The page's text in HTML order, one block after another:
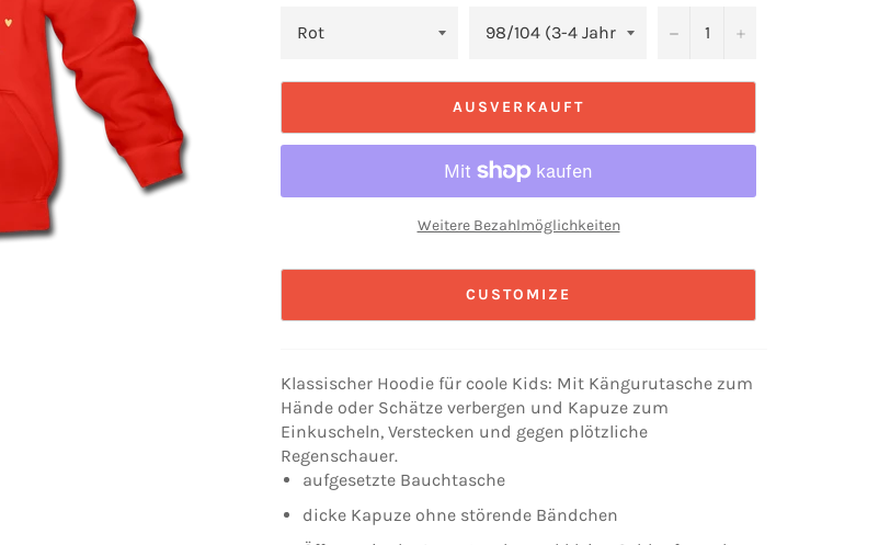
− +
AUSVERKAUFT
Weitere Bezahlmöglichkeiten
CUSTOMIZE
Klassischer Hoodie für coole Kids: Mit Kängurutasche zum
Hände oder Schätze verbergen und Kapuze zum
Einkuscheln, Verstecken und gegen plötzliche
Regenschauer.
aufgesetzte Bauchtasche
dicke Kapuze ohne störende Bändchen